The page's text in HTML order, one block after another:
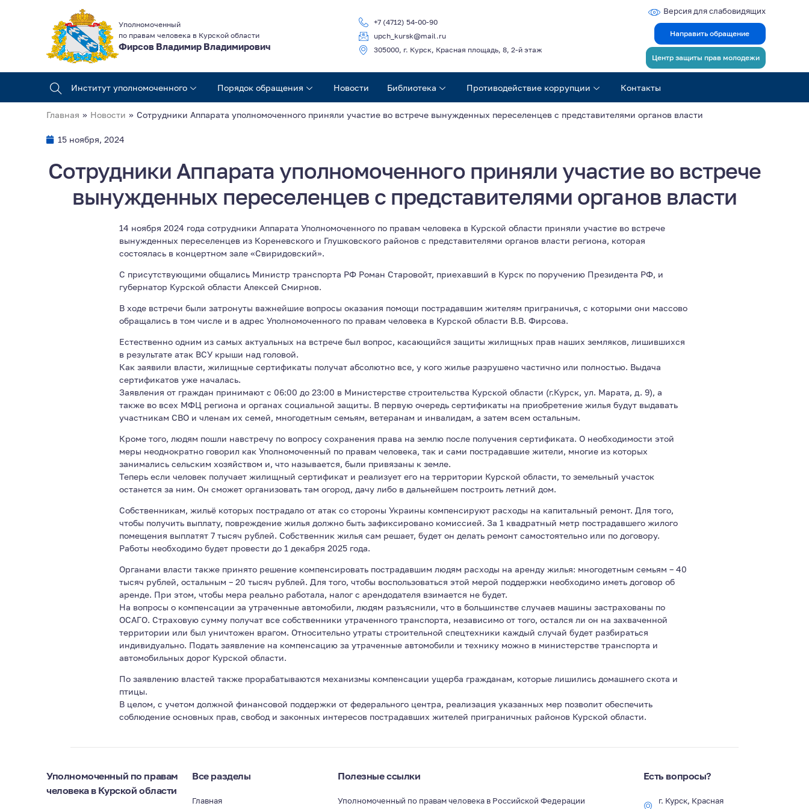
Уполномоченный
по правам человека в Курской области
Фирсов Владимир Владимирович
+7 (4712) 54-00-90
upch_kursk@mail.ru
305000, г. Курск, Красная площадь, 8, 2-й этаж
Версия для слабовидящих
Направить обращение
Центр защиты прав молодежи
Институт уполномоченного Порядок обращения Новости Библиотека Противодействие коррупции Контакты
Главная » Новости » Сотрудники Аппарата уполномоченного приняли участие во встрече вынужденных переселенцев с представителями органов власти
15 ноября, 2024
Сотрудники Аппарата уполномоченного приняли участие во встрече
вынужденных переселенцев с представителями органов власти
14 ноября 2024 года сотрудники Аппарата Уполномоченного по правам человека в Курской области приняли участие во встрече
вынужденных переселенцев из Кореневского и Глушковского районов с представителями органов власти региона, которая
состоялась в концертном зале «Свиридовский».
С присутствующими общались Министр транспорта РФ Роман Старовойт, приехавший в Курск по поручению Президента РФ, и
губернатор Курской области Алексей Смирнов.
В ходе встречи были затронуты важнейшие вопросы оказания помощи пострадавшим жителям приграничья, с которыми они массово
обращались в том числе и в адрес Уполномоченного по правам человека в Курской области В.В. Фирсова.
Естественно одним из самых актуальных на встрече был вопрос, касающийся защиты жилищных прав наших земляков, лишившихся
в результате атак ВСУ крыши над головой.
Как заявили власти, жилищные сертификаты получат абсолютно все, у кого жилье разрушено частично или полностью. Выдача
сертификатов уже началась.
Заявления от граждан принимают с 06:00 до 23:00 в Министерстве строительства Курской области (г.Курск, ул. Марата, д. 9), а
также во всех МФЦ региона и органах социальной защиты. В первую очередь сертификаты на приобретение жилья будут выдавать
участникам СВО и членам их семей, многодетным семьям, ветеранам и инвалидам, а затем всем остальным.
Кроме того, людям пошли навстречу по вопросу сохранения права на землю после получения сертификата. О необходимости этой
меры неоднократно говорил как Уполномоченный по правам человека, так и сами пострадавшие жители, многие из которых
занимались сельским хозяйством и, что называется, были привязаны к земле.
Теперь если человек получает жилищный сертификат и реализует его на территории Курской области, то земельный участок
останется за ним. Он сможет организовать там огород, дачу либо в дальнейшем построить летний дом.
Собственникам, жильё которых пострадало от атак со стороны Украины компенсируют расходы на капитальный ремонт. Для того,
чтобы получить выплату, повреждение жилья должно быть зафиксировано комиссией. За 1 квадратный метр пострадавшего жилого
помещения выплатят 7 тысяч рублей. Собственник жилья сам решает, будет он делать ремонт самостоятельно или по договору.
Работы необходимо будет провести до 1 декабря 2025 года.
Органами власти также принято решение компенсировать пострадавшим людям расходы на аренду жилья: многодетным семьям – 40
тысяч рублей, остальным – 20 тысяч рублей. Для того, чтобы воспользоваться этой мерой поддержки необходимо иметь договор об
аренде. При этом, чтобы мера реально работала, налог с арендодателя взимается не будет.
На вопросы о компенсации за утраченные автомобили, людям разъяснили, что в большинстве случаев машины застрахованы по
ОСАГО. Страховую сумму получат все собственники утраченного транспорта, независимо от того, остался ли он на захваченной
территории или был уничтожен врагом. Относительно утраты строительной спецтехники каждый случай будет разбираться
индивидуально. Подать заявление на компенсацию за утраченные автомобили и технику можно в министерстве транспорта и
автомобильных дорог Курской области.
По заявлению властей также прорабатываются механизмы компенсации ущерба гражданам, которые лишились домашнего скота и
птицы.
В целом, с учетом должной финансовой поддержки от федерального центра, реализация указанных мер позволит обеспечить
соблюдение основных прав, свобод и законных интересов пострадавших жителей приграничных районов Курской области.
Уполномоченный по правам
человека в Курской области
Все разделы
Главная
Полезные ссылки
Уполномоченный по правам человека в Российской Федерации
Есть вопросы?
г. Курск, Красная